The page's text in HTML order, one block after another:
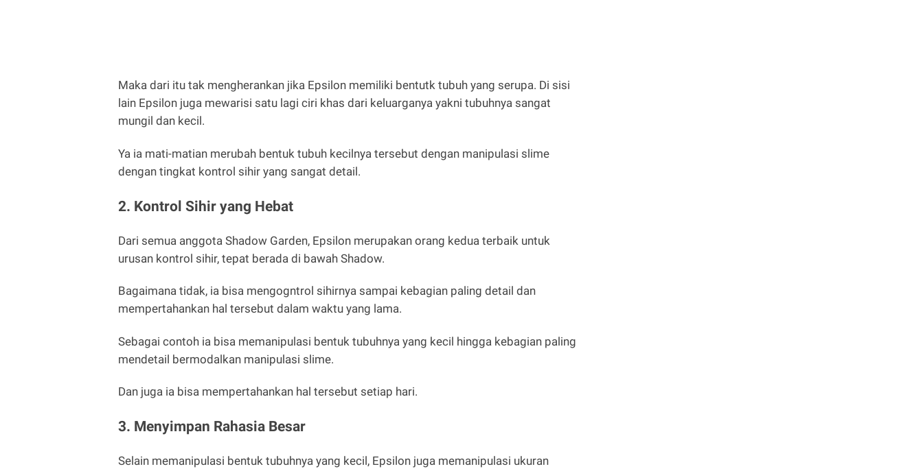
Maka dari itu tak mengherankan jika Epsilon memiliki bentutk tubuh yang serupa. Di sisi
lain Epsilon juga mewarisi satu lagi ciri khas dari keluarganya yakni tubuhnya sangat
mungil dan kecil.
Ya ia mati-matian merubah bentuk tubuh kecilnya tersebut dengan manipulasi slime
dengan tingkat kontrol sihir yang sangat detail.
2. Kontrol Sihir yang Hebat
Dari semua anggota Shadow Garden, Epsilon merupakan orang kedua terbaik untuk
urusan kontrol sihir, tepat berada di bawah Shadow.
Bagaimana tidak, ia bisa mengogntrol sihirnya sampai kebagian paling detail dan
mempertahankan hal tersebut dalam waktu yang lama.
Sebagai contoh ia bisa memanipulasi bentuk tubuhnya yang kecil hingga kebagian paling
mendetail bermodalkan manipulasi slime.
Dan juga ia bisa mempertahankan hal tersebut setiap hari.
3. Menyimpan Rahasia Besar
Selain memanipulasi bentuk tubuhnya yang kecil, Epsilon juga memanipulasi ukuran